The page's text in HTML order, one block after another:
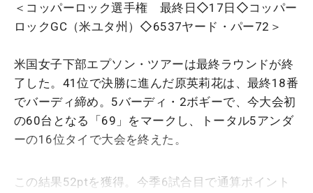
＜コッパーロック選手権 最終日◇17日◇コッパー
ロックGC（米ユタ州）◇6537ヤード・パー72＞
米国女子下部エプソン・ツアーは最終ラウンドが終
了した。41位で決勝に進んだ原英莉花は、最終18番
でバーディ締め。5バーディ・2ボギーで、今大会初
の60台となる「69」をマークし、トータル5アンダ
ーの16位タイで大会を終えた。
この結果52ptを獲得。 今季6試合目で通算ポイント